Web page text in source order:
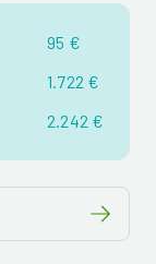
95 €
1.722 €
2.242 €